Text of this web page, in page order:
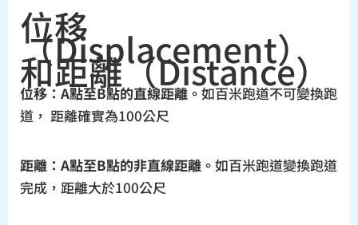
位移
（Displacement）
和距離（Distance）
位移：A點至B點的直線距離。如百米跑道不可變換跑
道， 距離確實為100公尺
距離：A點至B點的非直線距離。 如百米跑道變換跑道
完成，距離大於100公尺